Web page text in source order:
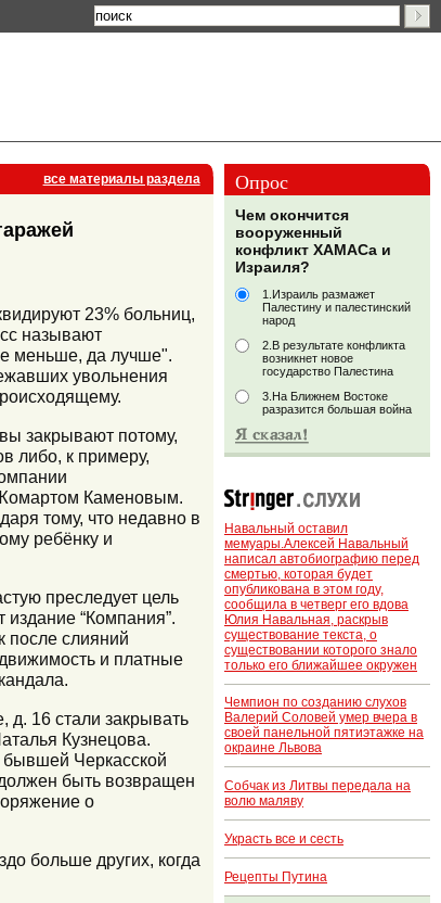
все материалы раздела
23% больниц,
называют
меньше, да лучше".
увольнения
закрывают потому,
либо, к примеру,
Каменовым.
тому, что недавно в
ребёнку и
преследует цель
“Компания”.
после слияний
и платные
д. 16 стали закрывать
Кузнецова.
бывшей Черкасской
быть возвращен
о
больше других, когда
Опрос
Чем окончится
вооруженный
конфликт ХАМАСа и
Израиля?
1.Израиль размажет
Палестину и палестинский
народ
2.В результате конфликта
возникнет новое
государство Палестина
3.На Ближнем Востоке
разразится большая война
Навальный оставил
мемуары.Алексей Навальный
написал автобиографию перед
смертью, которая будет
опубликована в этом году,
сообщила в четверг его вдова
Юлия Навальная, раскрыв
существование текста, о
существовании которого знало
только его ближайшее окружен
Чемпион по созданию слухов
Валерий Соловей умер вчера в
своей панельной пятиэтажке на
окраине Львова
Собчак из Литвы передала на
волю маляву
Украсть все и сесть
Рецепты Путина